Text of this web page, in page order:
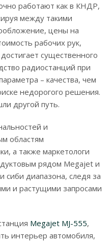
работают как в КНДР,
между такими
цены на
рабочих рук,
существенного
радиостанций при
– качества, чем
недорогого решения.
другой путь.
и
областям
а также маркетологи
рядом Megajet и
диапазона, следя за
и растущими запросами
Megajet MJ-555,
интерьер автомобиля,